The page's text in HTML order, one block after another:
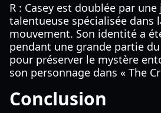
R : Casey est doublée par
talentueuse spécialisée dans
mouvement. Son identité a
pendant une grande partie
pour préserver le mystère
son personnage dans « The
Conclusion